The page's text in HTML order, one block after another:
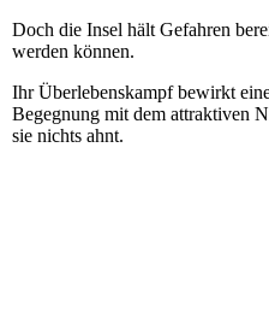
Doch die Insel hält Gefahren
werden können.
Ihr Überlebenskampf bewirkt
Begegnung mit dem attraktiven
sie nichts ahnt.